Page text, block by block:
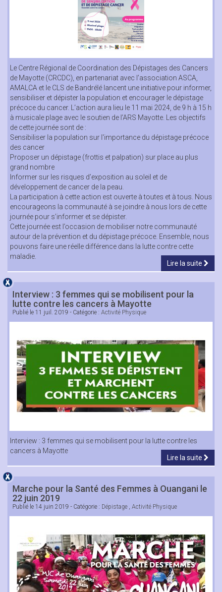
Le Centre Régional de Coordination des Dépistages des Cancers
de Mayotte (CRCDC), en partenariat avec l’association ASCA,
AMALCA et le CLS de Bandrélé lancent une initiative pour informer,
sensibiliser et dépister la population et encourager le dépistage
précoce du cancer. L’action aura lieu le 11 mai 2024, de 9 h à 15 h
à musicale plage avec le soutien de l’ARS Mayotte. Les objectifs
de cette journée sont de :
Sensibiliser la population sur l'importance du dépistage précoce
des cancer
Proposer un dépistage (frottis et palpation) sur place au plus
grand nombre
Informer sur les risques d’exposition au soleil et de
développement de cancer de la peau.
La participation à cette action est ouverte à toutes et à tous. Nous
encourageons la communauté à se joindre à nous lors de cette
journée pour s’informer et se dépister.
Cette journée est l’occasion de mobiliser notre communauté
autour de la prévention et du dépistage précoce. Ensemble, nous
pouvons faire une réelle différence dans la lutte contre cette
maladie.
Lire la suite
Interview : 3 femmes qui se mobilisent pour la
lutte contre les cancers à Mayotte
Publié le 11 juil. 2019 - Catégorie : Activité Physique
Interview : 3 femmes qui se mobilisent pour la lutte contre les
cancers à Mayotte
Lire la suite
Marche pour la Santé des Femmes à Ouangani le
22 juin 2019
Publié le 14 juin 2019 - Catégorie : Dépistage , Activité Physique